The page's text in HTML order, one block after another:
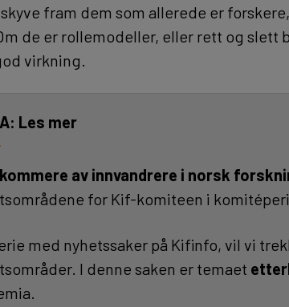
skyve fram dem som allerede er
de er rollemodeller, eller rett og slett
virkning.
Les mer
av innvandrere i norsk
for Kif-komiteen i
med nyhetssaker på Kifinfo, vil vi
I denne saken er temaet